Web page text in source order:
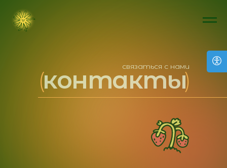
контакты
( )
связаться с нами